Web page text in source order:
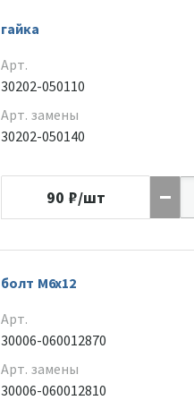
гайка
Арт.
30202-050110
Арт. замены
30202-050140
90 ₽/шт
болт М6х12
Арт.
30006-060012870
Арт. замены
30006-060012810